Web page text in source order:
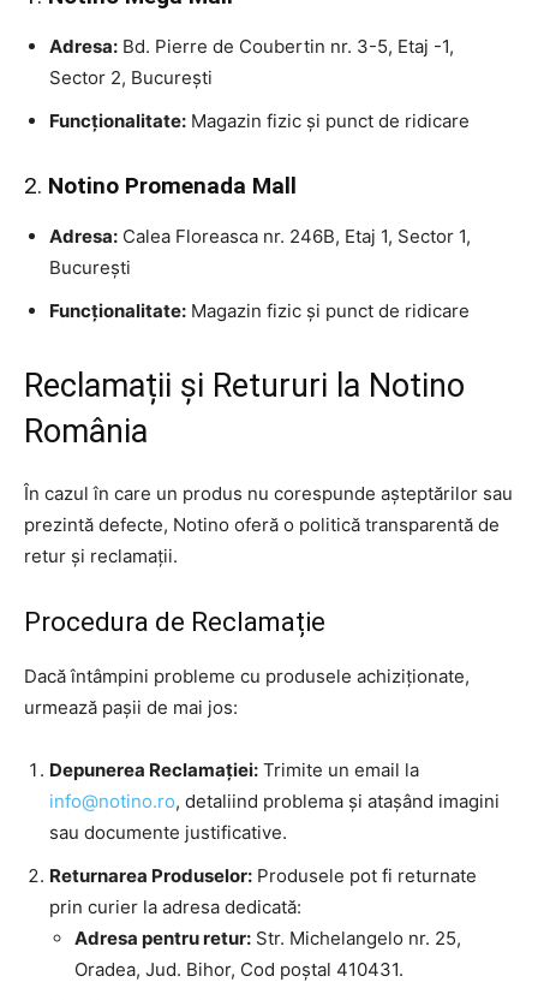
Adresa: Bd. Pierre de Coubertin nr. 3-5, Etaj -1,
Sector 2, București
Funcționalitate: Magazin fizic și punct de ridicare
2. Notino Promenada Mall
Adresa: Calea Floreasca nr. 246B, Etaj 1, Sector 1,
București
Funcționalitate: Magazin fizic și punct de ridicare
Reclamații și Retururi la Notino
România
În cazul în care un produs nu corespunde așteptărilor sau
prezintă defecte, Notino oferă o politică transparentă de
retur și reclamații.
Procedura de Reclamație
Dacă întâmpini probleme cu produsele achiziționate,
urmează pașii de mai jos:
Depunerea Reclamației: Trimite un email la
info@notino.ro, detaliind problema și atașând imagini
sau documente justificative.
Returnarea Produselor: Produsele pot fi returnate
prin curier la adresa dedicată:
Adresa pentru retur: Str. Michelangelo nr. 25,
Oradea, Jud. Bihor, Cod poștal 410431.